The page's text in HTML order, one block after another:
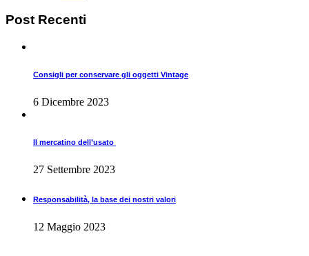
Post Recenti
Consigli per conservare gli oggetti Vintage
6 Dicembre 2023
Il mercatino dell’usato
27 Settembre 2023
Responsabilità, la base dei nostri valori
12 Maggio 2023